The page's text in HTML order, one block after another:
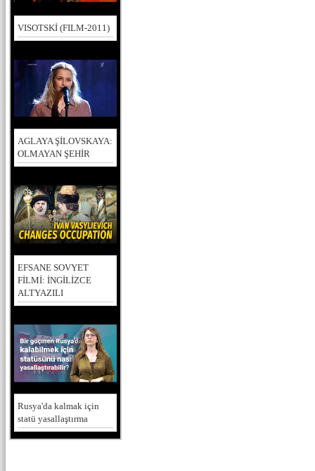
VISOTSKİ (FILM-2011)
AGLAYA ŞİLOVSKAYA:
OLMAYAN ŞEHİR
EFSANE SOVYET
FİLMİ: İNGİLİZCE
ALTYAZILI
Rusya'da kalmak için
statü yasallaştırma